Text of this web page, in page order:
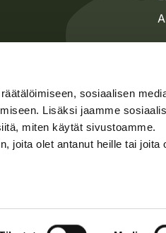
sosiaalisen
Lisäksi jaamme
miten käytät sivustoamme.
joita olet antanut heille tai joita